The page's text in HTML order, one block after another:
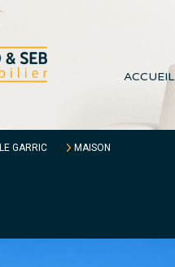
ACCUEIL
LE GARRIC MAISON